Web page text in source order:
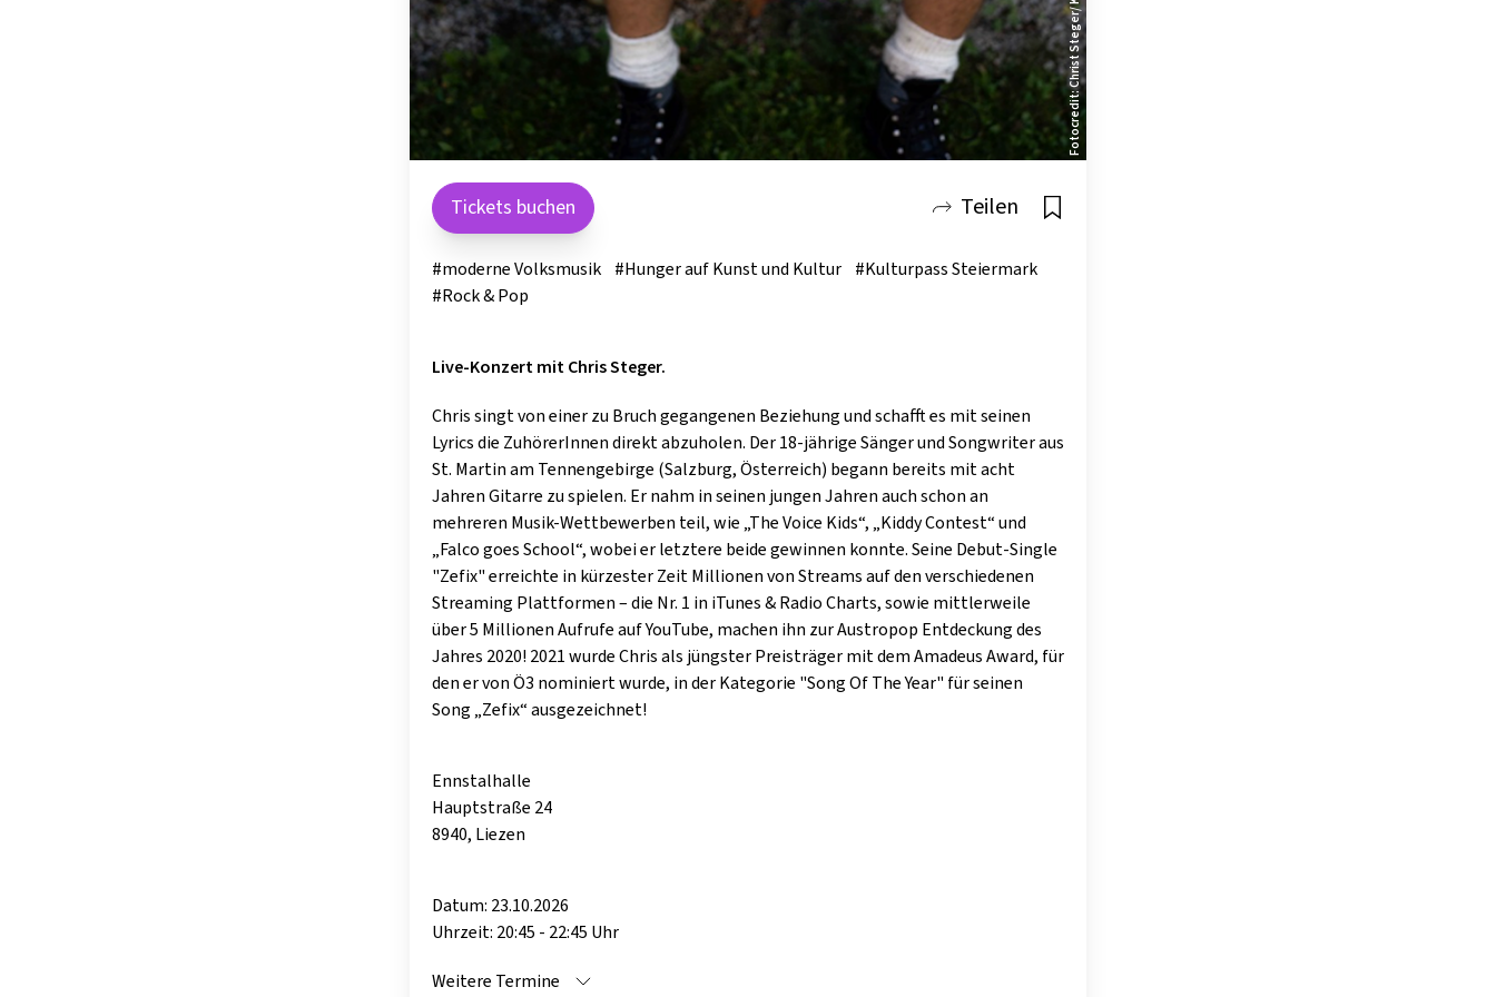
GOLD & PECH THEATER
Tickets buchen Teilen
#moderne Volksmusik #Hunger auf Kunst und Kultur #Kulturpass Steiermark
#Rock & Pop
Live-Konzert mit Chris Steger.
Chris singt von einer zu Bruch gegangenen Beziehung und schafft es mit seinen
Lyrics die ZuhörerInnen direkt abzuholen. Der 18-jährige Sänger und Songwriter aus
St. Martin am Tennengebirge (Salzburg, Österreich) begann bereits mit acht
Jahren Gitarre zu spielen. Er nahm in seinen jungen Jahren auch schon an
mehreren Musik-Wettbewerben teil, wie „The Voice Kids“, „Kiddy Contest“ und
„Falco goes School“, wobei er letztere beide gewinnen konnte. Seine Debut-Single
"Zefix" erreichte in kürzester Zeit Millionen von Streams auf den verschiedenen
Streaming Plattformen – die Nr. 1 in iTunes & Radio Charts, sowie mittlerweile
über 5 Millionen Aufrufe auf YouTube, machen ihn zur Austropop Entdeckung des
Jahres 2020! 2021 wurde Chris als jüngster Preisträger mit dem Amadeus Award, für
den er von Ö3 nominiert wurde, in der Kategorie "Song Of The Year" für seinen
Song „Zefix“ ausgezeichnet!
Ennstalhalle
Hauptstraße 24
8940, Liezen
Datum: 23.10.2026
Uhrzeit: 20:45 - 22:45 Uhr
Weitere Termine